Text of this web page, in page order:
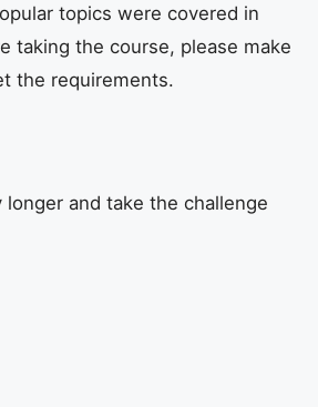
topics were covered in
taking the course, please make
the requirements.
longer and take the challenge